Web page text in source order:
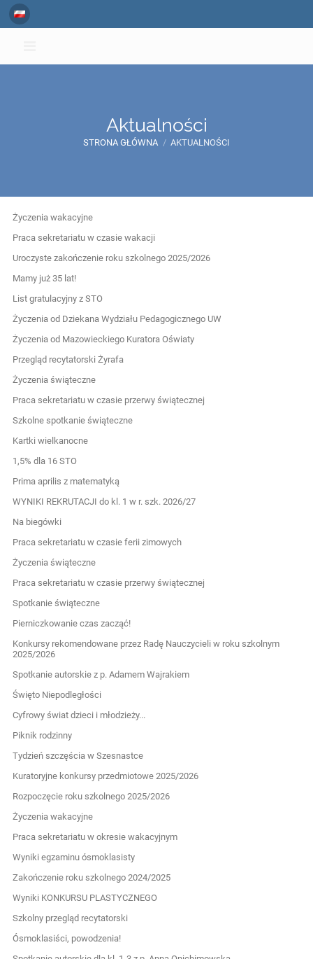
Aktualności
STRONA GŁÓWNA / AKTUALNOŚCI
Aktualności
Życzenia wakacyjne
Praca sekretariatu w czasie wakacji
Uroczyste zakończenie roku szkolnego 2025/2026
Mamy już 35 lat!
List gratulacyjny z STO
Życzenia od Dziekana Wydziału Pedagogicznego UW
Życzenia od Mazowieckiego Kuratora Oświaty
Przegląd recytatorski Żyrafa
Życzenia świąteczne
Praca sekretariatu w czasie przerwy świątecznej
Szkolne spotkanie świąteczne
Kartki wielkanocne
1,5% dla 16 STO
Prima aprilis z matematyką
WYNIKI REKRUTACJI do kl. 1 w r. szk. 2026/27
Na biegówki
Praca sekretariatu w czasie ferii zimowych
Życzenia świąteczne
Praca sekretariatu w czasie przerwy świątecznej
Spotkanie świąteczne
Pierniczkowanie czas zacząć!
Konkursy rekomendowane przez Radę Nauczycieli w roku szkolnym
2025/2026
Spotkanie autorskie z p. Adamem Wajrakiem
Święto Niepodległości
Cyfrowy świat dzieci i młodzieży...
Piknik rodzinny
Tydzień szczęścia w Szesnastce
Kuratoryjne konkursy przedmiotowe 2025/2026
Rozpoczęcie roku szkolnego 2025/2026
Życzenia wakacyjne
Praca sekretariatu w okresie wakacyjnym
Wyniki egzaminu ósmoklasisty
Zakończenie roku szkolnego 2024/2025
Wyniki KONKURSU PLASTYCZNEGO
Szkolny przegląd recytatorski
Ósmoklasiści, powodzenia!